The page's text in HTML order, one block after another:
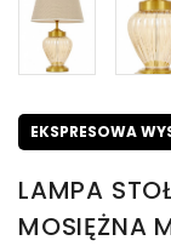
EKSPRESOWA
LAMPA
MOSIĘŻNA